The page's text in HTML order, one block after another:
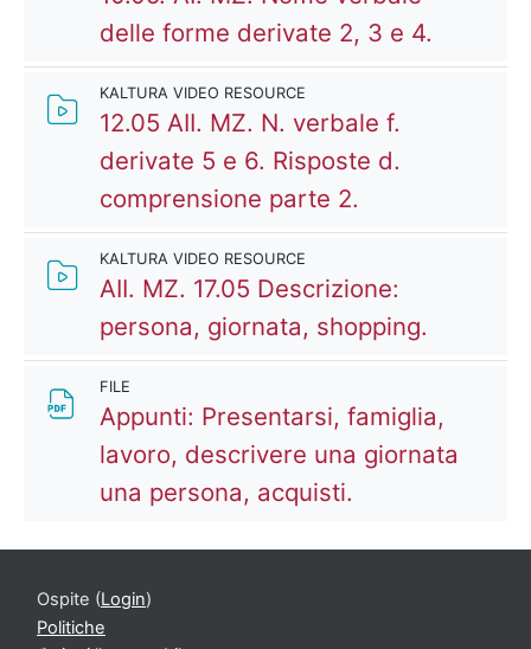
delle forme derivate 2, 3 e 4.
KALTURA VIDEO RESOURCE
12.05 AII. MZ. N. verbale f.
derivate 5 e 6. Risposte d.
comprensione parte 2.
KALTURA VIDEO RESOURCE
AII. MZ. 17.05 Descrizione:
persona, giornata, shopping.
FILE
Appunti: Presentarsi, famiglia,
lavoro, descrivere una giornata
una persona, acquisti.
Ospite (Login)
Politiche